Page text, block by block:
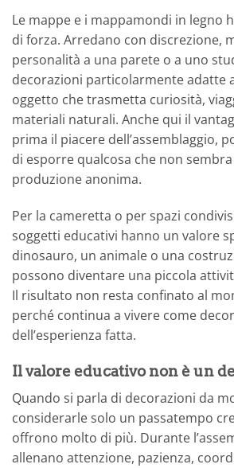
Le mappe e i mappamondi in legno
di forza. Arredano con discrezione,
personalità a una parete o a uno
decorazioni particolarmente adatte
oggetto che trasmetta curiosità,
materiali naturali. Anche qui il
prima il piacere dell’assemblaggio,
di esporre qualcosa che non
produzione anonima.
Per la cameretta o per spazi
soggetti educativi hanno un valore
dinosauro, un animale o una
possono diventare una piccola
Il risultato non resta confinato al
perché continua a vivere come
dell’esperienza fatta.
Il valore educativo non è un
Quando si parla di decorazioni da
considerarle solo un passatempo
offrono molto di più. Durante
allenano attenzione, pazienza,